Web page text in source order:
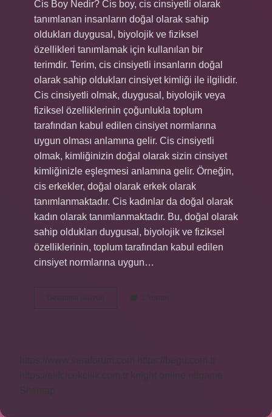
Cis Boy Nedir? Cis boy, cis cinsiyetli olarak
tanımlanan insanların doğal olarak sahip
oldukları duygusal, biyolojik ve fiziksel
özellikleri tanımlamak için kullanılan bir
terimdir. Terim, cis cinsiyetli insanların doğal
olarak sahip oldukları cinsiyet kimliği ile ilgilidir.
Cis cinsiyetli olmak, duygusal, biyolojik veya
fiziksel özelliklerinin çoğunlukla toplum
tarafından kabul edilen cinsiyet normlarına
uygun olması anlamına gelir. Cis cinsiyetli
olmak, kimliğinizin doğal olarak sizin cinsiyet
kimliğinizle eşleşmesi anlamına gelir. Örneğin,
cis erkekler, doğal olarak erkek olarak
tanımlanmaktadır. Cis kadınlar da doğal olarak
kadın olarak tanımlanmaktadır. Bu, doğal olarak
sahip oldukları duygusal, biyolojik ve fiziksel
özelliklerinin, toplum tarafından kabul edilen
cinsiyet normlarına uygun…
Devamını okuyun
boy
2 Yorum
https://www.seraforum.com
https://begu.com.tr
https://elifcicekcilik.com.tr
knight online
nttgame